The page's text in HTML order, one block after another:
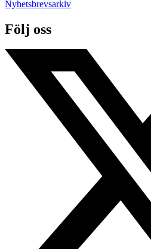
Nyhetsbrevsarkiv
Följ oss